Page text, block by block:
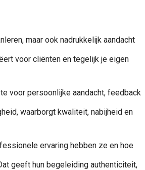
maar ook nadrukkelijk aandacht
voor cliënten en tegelijk je eigen
voor persoonlijke aandacht, feedback
waarborgt kwaliteit, nabijheid en
ervaring hebben ze en hoe
geeft hun begeleiding authenticiteit,